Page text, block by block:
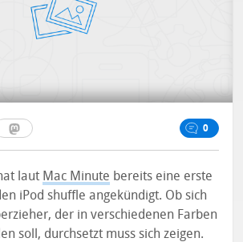
0
laut Mac Minute bereits eine erste
iPod shuffle angekündigt. Ob sich
der in verschiedenen Farben
soll, durchsetzt muss sich zeigen.